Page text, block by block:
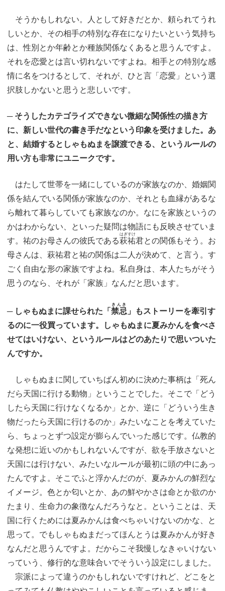
そうかもしれない。人として好きだとか、頼られてうれ
しいとか、その相手の特別な存在になりたいという気持ち
は、性別とか年齢とか種族関係なくあると思うんですよ。
それを恋愛とは言い切れないですよね。相手との特別な感
情に名をつけるとして、それが、ひと言「恋愛」という選
択肢しかないと思うと悲しいです。
─ そうしたカテゴライズできない微細な関係性の描き方
に、新しい世代の書き手だなという印象を受けました。あ
と、結婚するとしゃもぬまを譲渡できる、というルールの
用い方も非常にユニークです。
はたして世帯を一緒にしているのが家族なのか、婚姻関
係を結んでいる関係が家族なのか、それとも血縁があるな
ら離れて暮らしていても家族なのか。なにを家族というの
かはわからない、といった疑問は物語にも反映させていま
す。祐のお母さんの彼氏である萩祐
はぎすけ
君との関係もそう。お
母さんは、萩祐君と祐の関係は二人が決めて、と言う。す
ごく自由な形の家族ですよね。私自身は、本人たちがそう
思うのなら、それが「家族」なんだと思います。
─ しゃもぬまに課せられた「 禁忌
きんき
」もストーリーを牽引す
るのに一役買っています。しゃもぬまに夏みかんを食べさ
せてはいけない、というルールはどのあたりで思いついた
んですか。
しゃもぬまに関していちばん初めに決めた事柄は「死ん
だら天国に行ける動物」ということでした。そこで「どう
したら天国に行けなくなるか」とか、逆に「どういう生き
物だったら天国に行けるのか」みたいなことを考えていた
ら、ちょっとずつ設定が膨らんでいった感じです。仏教的
な発想に近いのかもしれないんですが、欲を手放さないと
天国には行けない、みたいなルールが最初に頭の中にあっ
たんですよ。そこでふと浮かんだのが、夏みかんの鮮烈な
イメージ。色とか匂いとか、あの鮮やかさは命とか欲のか
たまり、生命力の象徴なんだろうなと。ということは、天
国に行くためには夏みかんは食べちゃいけないのかな、と
思って。でもしゃもぬまだってほんとうは夏みかんが好き
なんだと思うんですよ。だからこそ我慢しなきゃいけない
っていう、修行的な意味合いでそういう設定にしました。
宗派によって違うのかもしれないですけれど、どこをと